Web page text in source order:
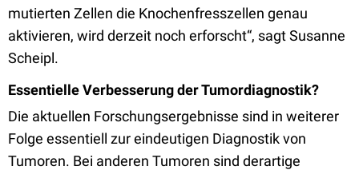
mutierten Zellen die Knochenfresszellen genau
aktivieren, wird derzeit noch erforscht“, sagt Susanne
Scheipl.
Essentielle Verbesserung der Tumordiagnostik?
Die aktuellen Forschungsergebnisse sind in weiterer
Folge essentiell zur eindeutigen Diagnostik von
Tumoren. Bei anderen Tumoren sind derartige